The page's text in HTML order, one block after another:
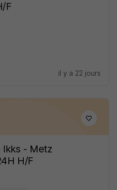
F
il y a 22 jours
Ikks - Metz
H/F